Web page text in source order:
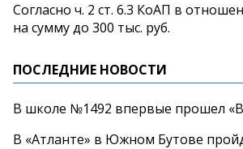
Согласно ч. 2 ст. 6.3 КоАП в
на сумму до 300 тыс. руб.
ПОСЛЕДНИЕ НОВОСТИ
В школе №1492 впервые прошел
В «Атланте» в Южном Бутове